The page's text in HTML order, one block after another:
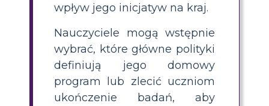
wpływ jego inicjatyw na kraj.
Nauczyciele mogą wstępnie
wybrać, które główne polityki
definiują jego domowy
program lub zlecić uczniom
ukończenie badań, aby